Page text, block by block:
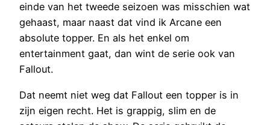
einde van het tweede seizoen was misschien wat
gehaast, maar naast dat vind ik Arcane een
absolute topper. En als het enkel om
entertainment gaat, dan wint de serie ook van
Fallout.
Dat neemt niet weg dat Fallout een topper is in
zijn eigen recht. Het is grappig, slim en de